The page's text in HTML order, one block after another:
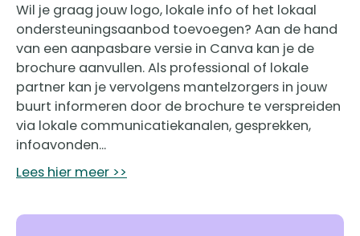
Wil je graag jouw logo, lokale info of het lokaal
ondersteuningsaanbod toevoegen? Aan de hand
van een aanpasbare versie in Canva kan je de
brochure aanvullen. Als professional of lokale
partner kan je vervolgens mantelzorgers in jouw
buurt informeren door de brochure te verspreiden
via lokale communicatiekanalen, gesprekken,
infoavonden...
Lees hier meer >>